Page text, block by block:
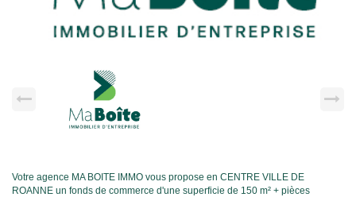
Votre agence MA BOITE IMMO vous propose en CENTRE VILLE DE
ROANNE un fonds de commerce d'une superficie de 150 m² + pièces